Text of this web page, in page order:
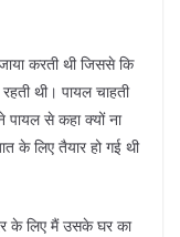
करती थी जिससे कि
थी। पायल चाहती
से कहा क्यों ना
के लिए तैयार हो गई थी
के लिए मैं उसके घर का